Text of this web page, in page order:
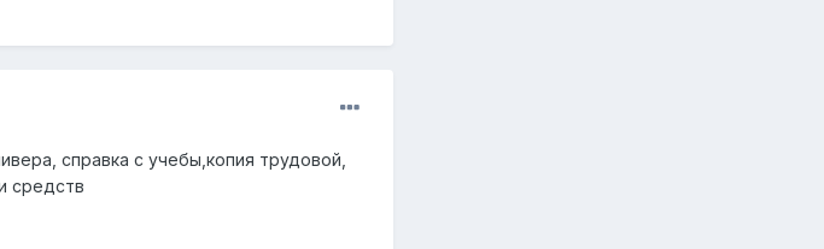
справка с учебы,копия трудовой,
средств